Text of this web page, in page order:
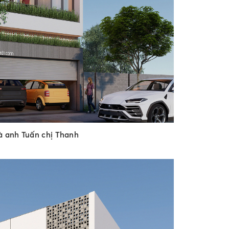
anh Tuấn chị Thanh